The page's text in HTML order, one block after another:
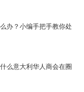
办？小编手把手教你处
么意大利华人商会在圈